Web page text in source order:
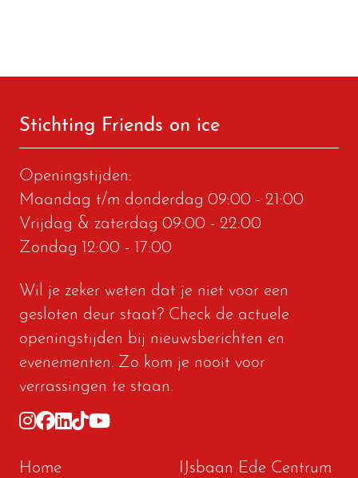
Stichting Friends on ice
Openingstijden:
Maandag t/m donderdag 09:00 - 21:00
Vrijdag & zaterdag 09:00 - 22:00
Zondag
12:00 - 17:00
Wil je zeker weten dat je niet voor een
gesloten deur staat? Check de actuele
openingstijden bij nieuwsberichten en
evenementen. Zo kom je nooit voor
verrassingen te staan.
Home IJsbaan Ede Centrum